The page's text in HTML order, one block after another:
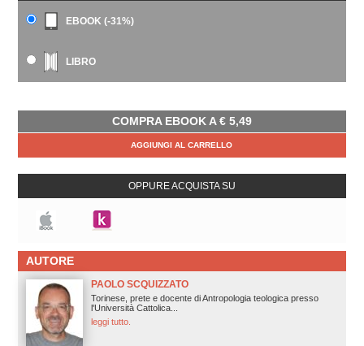
EBOOK (-31%)
LIBRO
COMPRA EBOOK A€5,49
AGGIUNGI AL CARRELLO
OPPURE ACQUISTA SU
AUTORE
PAOLO SCQUIZZATO
Torinese, prete e docente di Antropologia teologica presso
l'Università Cattolica...
leggi tutto.